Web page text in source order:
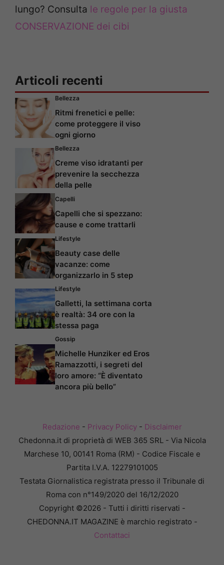
lungo? Consulta le regole per la giusta
CONSERVAZIONE dei cibi
Articoli recenti
Bellezza
Ritmi frenetici e pelle:
come proteggere il viso
ogni giorno
Bellezza
Creme viso idratanti per
prevenire la secchezza
della pelle
Capelli
Capelli che si spezzano:
cause e come trattarli
Lifestyle
Beauty case delle
vacanze: come
organizzarlo in 5 step
Lifestyle
Galletti, la settimana corta
è realtà: 34 ore con la
stessa paga
Gossip
Michelle Hunziker ed Eros
Ramazzotti, i segreti del
loro amore: “È diventato
ancora più bello”
Redazione - Privacy Policy- Disclaimer
Chedonna.it di proprietà di WEB 365 SRL - Via Nicola
Marchese 10, 00141 Roma (RM) - Codice Fiscale e
Partita I.V.A. 12279101005
Testata Giornalistica registrata presso il Tribunale di
Roma con n°149/2020 del 16/12/2020
Copyright ©2026 - Tutti i diritti riservati -
CHEDONNA.IT MAGAZINE è marchio registrato -
Contattaci